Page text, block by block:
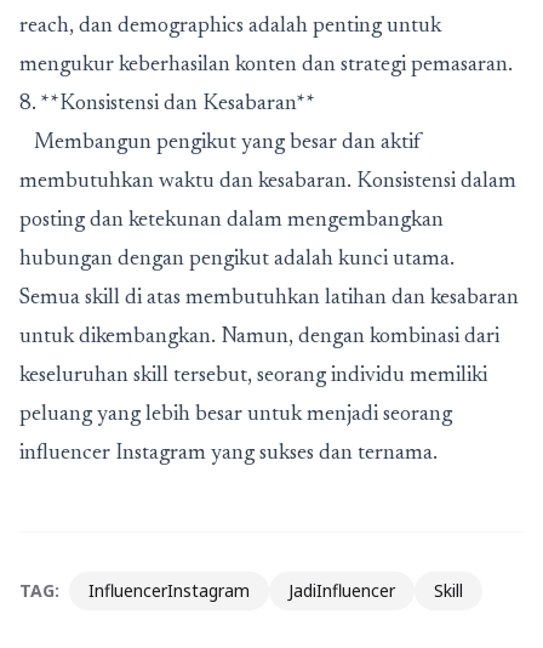
reach, dan demographics adalah penting untuk
mengukur keberhasilan konten dan strategi pemasaran.
8. **Konsistensi dan Kesabaran**
Membangun pengikut yang besar dan aktif
membutuhkan waktu dan kesabaran. Konsistensi dalam
posting dan ketekunan dalam mengembangkan
hubungan dengan pengikut adalah kunci utama.
Semua skill di atas membutuhkan latihan dan kesabaran
untuk dikembangkan. Namun, dengan kombinasi dari
keseluruhan skill tersebut, seorang individu memiliki
peluang yang lebih besar untuk menjadi seorang
influencer Instagram yang sukses dan ternama.
TAG: InfluencerInstagram JadiInfluencer Skill